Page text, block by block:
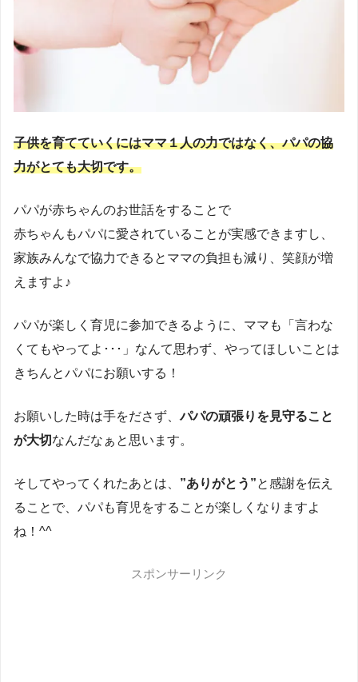
子供を育てていくにはママ１人の力ではなく、パパの協
力がとても大切です。
パパが赤ちゃんのお世話をすることで
赤ちゃんもパパに愛されていることが実感できますし、
家族みんなで協力できるとママの負担も減り、笑顔が増
えますよ♪
パパが楽しく育児に参加できるように、ママも「言わな
くてもやってよ･･･」なんて思わず、やってほしいことは
きちんとパパにお願いする！
お願いした時は手をださず、パパの頑張りを見守ること
が大切 なんだなぁと思います。
そしてやってくれたあとは、 ”ありがとう”と感謝を伝え
ることで、パパも育児をすることが楽しくなりますよ
ね！^^
スポンサーリンク